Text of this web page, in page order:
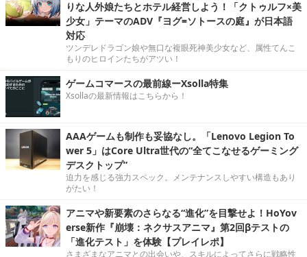
りな人外娘たちとホテル経営しよう！「クトゥルフ×美
少女」テーマのADV『ヨグ=ソトースの庭』が日本語
対応
ツンデレドラゴン娘や無口な複眼死神美少女など、属性てんこ
もりのヒロインたちがアツい！
ゲームコマースの最前線ーXsolla特集
Xsollaの最新情報はこちらから！
AAAゲームも制作も妥協なし。「Lenovo Legion To
wer 5」はCore Ultra世代の“全てこなせるゲーミング
デスクトップ”
迫力を感じる強力スペック。メンテナンスしやすい構造もあり
がたい！
アニマや新要素のさらなる“進化”を目撃せよ！HoYov
erse新作『崩壊：ネクサスアニマ』第2回βテストの
「進化テスト」を体験【プレイレポ】
さまざまなアニマとの出会いや、スキルによってさらに戦略性